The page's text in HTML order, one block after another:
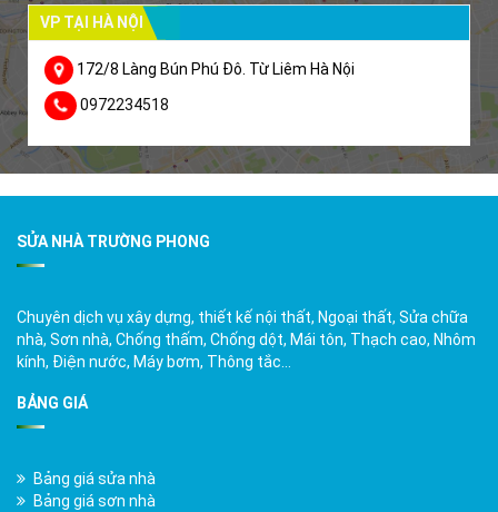
VP TẠI HÀ NỘI
172/8 Làng Bún Phú Đô. Từ Liêm Hà Nội
0972234518
SỬA NHÀ TRƯỜNG PHONG
Chuyên dịch vụ xây dựng, thiết kế nội thất, Ngoại thất, Sửa chữa
nhà, Sơn nhà, Chống thấm, Chống dột, Mái tôn, Thạch cao, Nhôm
kính, Điện nước, Máy bơm, Thông tắc…
BẢNG GIÁ
Bảng giá sửa nhà
Bảng giá sơn nhà